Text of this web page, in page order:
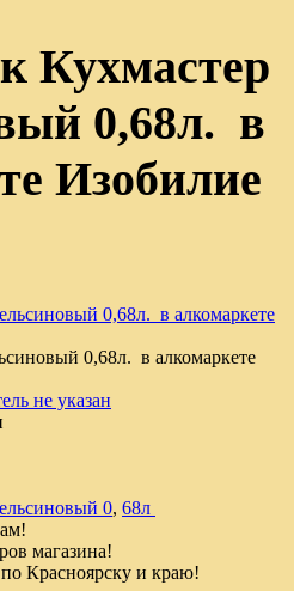
Кухмастер
0,68л. в
Изобилие
0,68л. в алкомаркете
не указан
0, 68л
магазина!
Красноярску и краю!